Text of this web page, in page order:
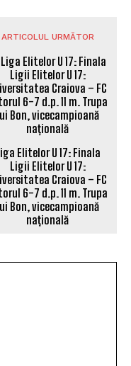
ARTICOLUL URMĂTOR
Elitelor U 17: Finala
Ligii Elitelor U 17:
Craiova – FC
6-7 d.p. 11 m. Trupa
Bon, vicecampioană
națională